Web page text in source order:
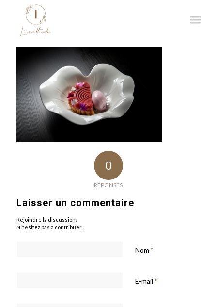
0
RÉPONSES
Laisser un commentaire
Rejoindre la discussion?
N’hésitez pas à contribuer !
Nom *
E-mail *